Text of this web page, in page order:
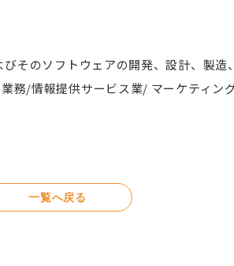
そのソフトウェアの開発、設計、製
務/情報提供サービス業/ マーケティン
一覧へ戻る